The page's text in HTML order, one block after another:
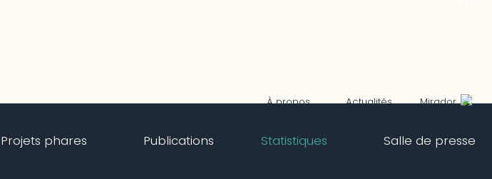
À propos Actualités Mirador
Projets phares Publications Statistiques Salle de presse